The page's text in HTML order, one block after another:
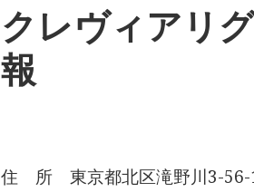
クレヴィアリ
報
住 所 東京都北区滝野川3-56-